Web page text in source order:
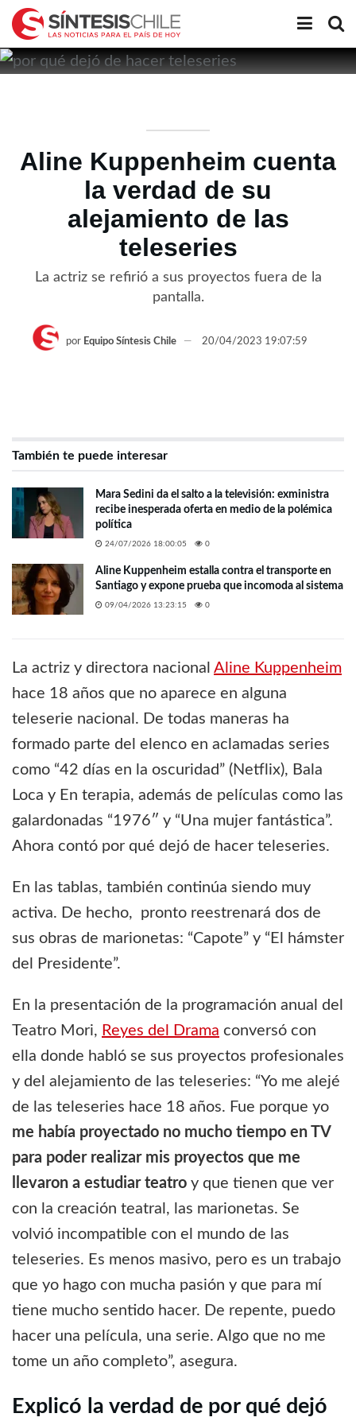
Aline Kuppenheim cuenta
la verdad de su
alejamiento de las
teleseries
La actriz se refirió a sus proyectos fuera de la
pantalla.
por Equipo Síntesis Chile 20/04/2023 19:07:59
También te puede interesar
Mara Sedini da el salto a la televisión: exministra
recibe inesperada oferta en medio de la polémica
política
24/07/2026 18:00:05 0
Aline Kuppenheim estalla contra el transporte en
Santiago y expone prueba que incomoda al sistema
09/04/2026 13:23:15 0
La actriz y directora nacional Aline Kuppenheim
hace 18 años que no aparece en alguna
teleserie nacional. De todas maneras ha
formado parte del elenco en aclamadas series
como “42 días en la oscuridad” (Netflix), Bala
Loca y En terapia, además de películas como las
galardonadas “1976″ y “Una mujer fantástica”.
Ahora contó por qué dejó de hacer teleseries.
En las tablas, también continúa siendo muy
activa. De hecho, pronto reestrenará dos de
sus obras de marionetas: “Capote” y “El hámster
del Presidente”.
En la presentación de la programación anual del
Teatro Mori, Reyes del Drama conversó con
ella donde habló se sus proyectos profesionales
y del alejamiento de las teleseries: “Yo me alejé
de las teleseries hace 18 años. Fue porque yo
me había proyectado no mucho tiempo en TV
para poder realizar mis proyectos que me
llevaron a estudiar teatro y que tienen que ver
con la creación teatral, las marionetas. Se
volvió incompatible con el mundo de las
teleseries. Es menos masivo, pero es un trabajo
que yo hago con mucha pasión y que para mí
tiene mucho sentido hacer. De repente, puedo
hacer una película, una serie. Algo que no me
tome un año completo”, asegura.
Explicó la verdad de por qué dejó